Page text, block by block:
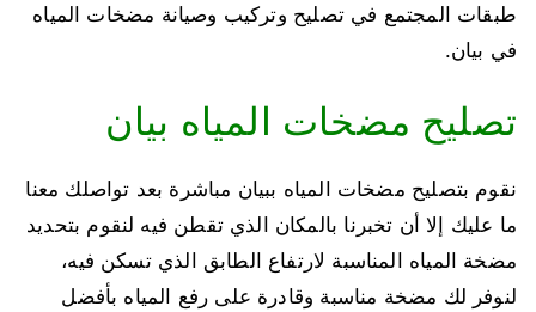
طبقات المجتمع في تصليح وتركيب وصيانة مضخات المياه
في بيان.
تصليح مضخات المياه بيان
نقوم بتصليح مضخات المياه ببيان مباشرة بعد تواصلك معنا
ما عليك إلا أن تخبرنا بالمكان الذي تقطن فيه لنقوم بتحديد
مضخة المياه المناسبة لارتفاع الطابق الذي تسكن فيه،
لنوفر لك مضخة مناسبة وقادرة على رفع المياه بأفضل